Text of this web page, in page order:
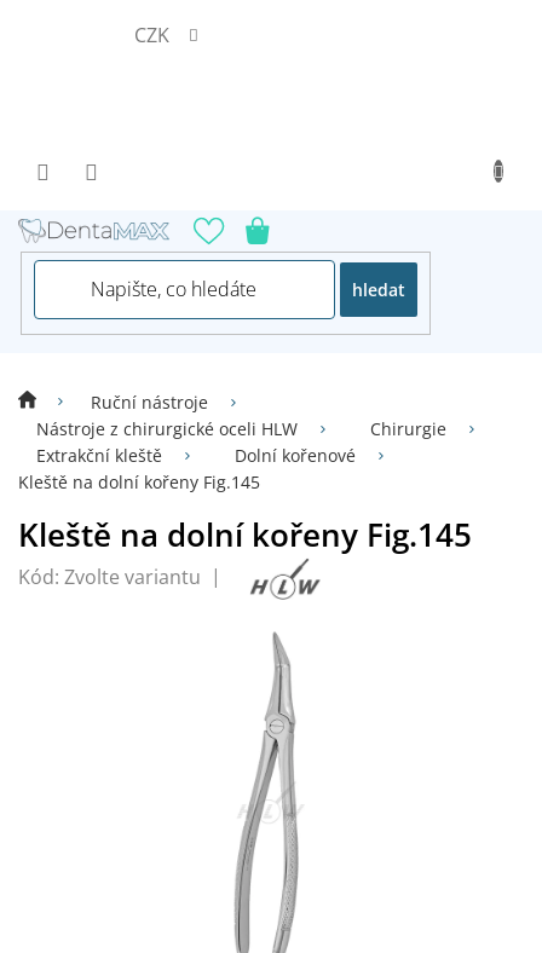
CZK
hledat
Ruční nástroje
Nástroje z chirurgické oceli HLW
Chirurgie
Extrakční kleště
Dolní kořenové
Kleště na dolní kořeny Fig.145
Kleště na dolní kořeny Fig.145
Kód: Zvolte variantu